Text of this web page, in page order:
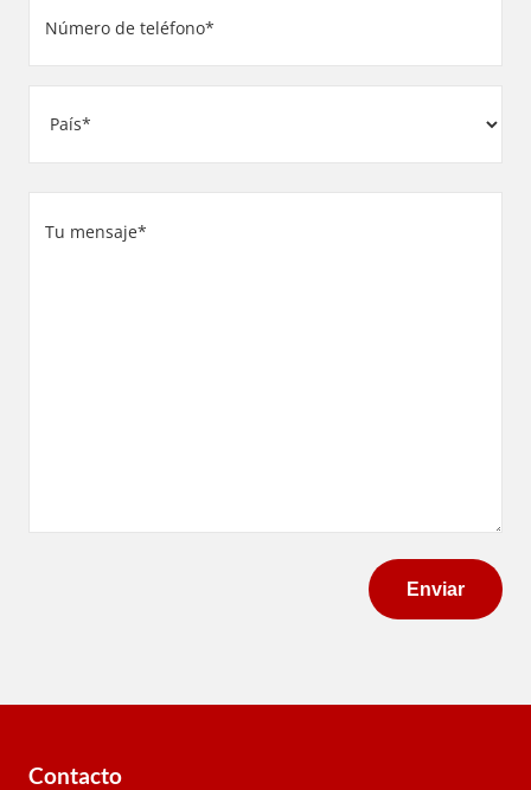
de
teléfono
mensaje
Contacto